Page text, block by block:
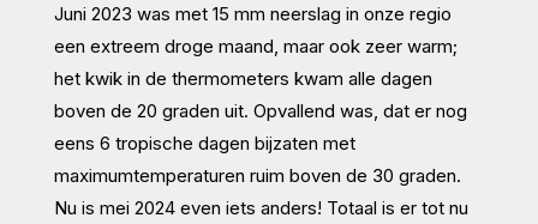
Juni 2023 was met 15 mm neerslag in onze regio
een extreem droge maand, maar ook zeer warm;
het kwik in de thermometers kwam alle dagen
boven de 20 graden uit. Opvallend was, dat er nog
eens 6 tropische dagen bijzaten met
maximumtemperaturen ruim boven de 30 graden.
Nu is mei 2024 even iets anders! Totaal is er tot nu